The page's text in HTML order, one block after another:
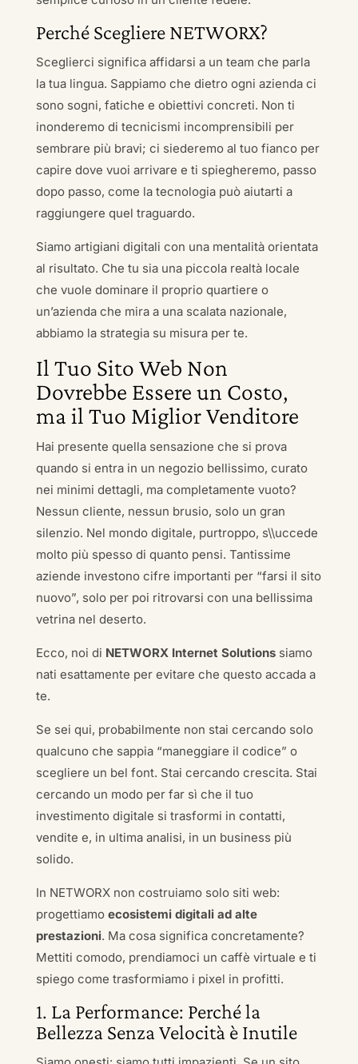
Perché Scegliere NETWORX?
Sceglierci significa affidarsi a un team che parla
la tua lingua. Sappiamo che dietro ogni azienda ci
sono sogni, fatiche e obiettivi concreti. Non ti
inonderemo di tecnicismi incomprensibili per
sembrare più bravi; ci siederemo al tuo fianco per
capire dove vuoi arrivare e ti spiegheremo, passo
dopo passo, come la tecnologia può aiutarti a
raggiungere quel traguardo.
Siamo artigiani digitali con una mentalità orientata
al risultato. Che tu sia una piccola realtà locale
che vuole dominare il proprio quartiere o
un’azienda che mira a una scalata nazionale,
abbiamo la strategia su misura per te.
Il Tuo Sito Web Non
Dovrebbe Essere un Costo,
ma il Tuo Miglior Venditore
Hai presente quella sensazione che si prova
quando si entra in un negozio bellissimo, curato
nei minimi dettagli, ma completamente vuoto?
Nessun cliente, nessun brusio, solo un gran
silenzio. Nel mondo digitale, purtroppo, s\\uccede
molto più spesso di quanto pensi. Tantissime
aziende investono cifre importanti per “farsi il sito
nuovo”, solo per poi ritrovarsi con una bellissima
vetrina nel deserto.
Ecco, noi di NETWORX Internet Solutionssiamo
nati esattamente per evitare che questo accada a
te.
Se sei qui, probabilmente non stai cercando solo
qualcuno che sappia “maneggiare il codice” o
scegliere un bel font. Stai cercando crescita. Stai
cercando un modo per far sì che il tuo
investimento digitale si trasformi in contatti,
vendite e, in ultima analisi, in un business più
solido.
In NETWORX non costruiamo solo siti web:
progettiamo ecosistemi digitali ad alte
prestazioni. Ma cosa significa concretamente?
Mettiti comodo, prendiamoci un caffè virtuale e ti
spiego come trasformiamo i pixel in profitti.
1. La Performance: Perché la
Bellezza Senza Velocità è Inutile